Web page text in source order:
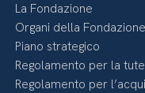
La Fondazione
Organi della Fondazione
Piano strategico
Regolamento per la
Regolamento per